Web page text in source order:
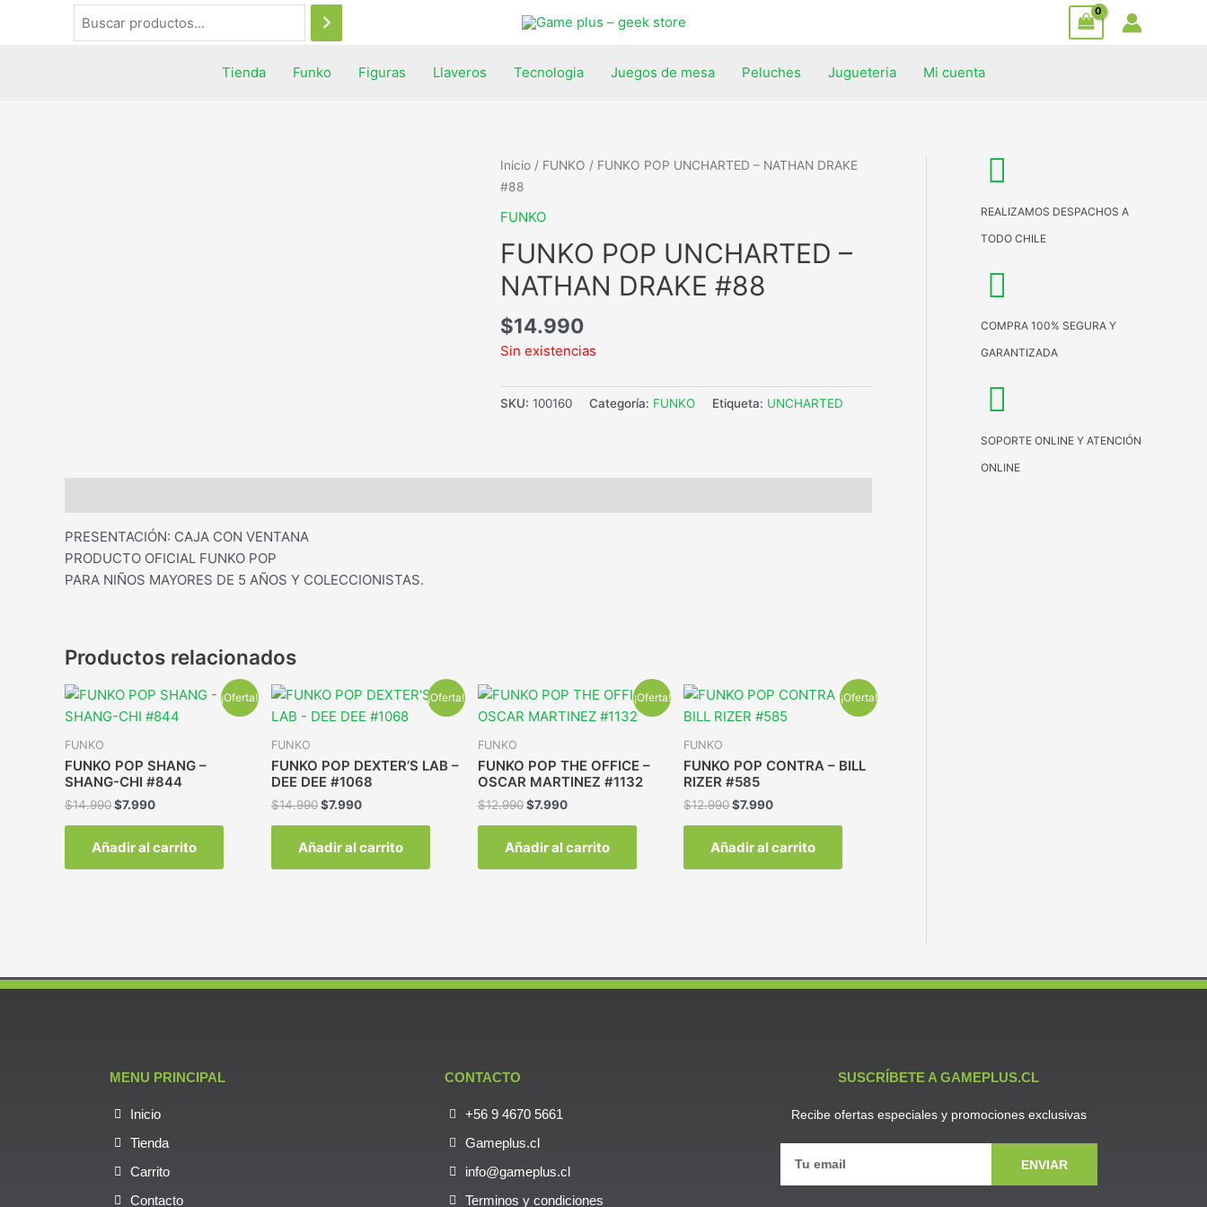
Tienda Funko Figuras Llaveros Tecnologia Juegos de mesa Peluches Jugueteria Mi cuenta
Inicio / FUNKO / FUNKO POP UNCHARTED – NATHAN DRAKE
#88
FUNKO
FUNKO POP UNCHARTED –
NATHAN DRAKE #88
$14.990
Sin existencias
SKU:100160 Categoría: FUNKO Etiqueta: UNCHARTED
PRESENTACIÓN: CAJA CON VENTANA
PRODUCTO OFICIAL FUNKO POP
PARA NIÑOS MAYORES DE 5 AÑOS Y COLECCIONISTAS.
Productos relacionados
¡Oferta!
FUNKO
FUNKO POP SHANG –
SHANG-CHI #844
$14.990$7.990
Añadir al carrito
¡Oferta!
FUNKO
FUNKO POP DEXTER’S LAB –
DEE DEE #1068
$14.990 $7.990
Añadir al carrito
¡Oferta!
FUNKO
FUNKO POP THE OFFICE –
OSCAR MARTINEZ #1132
$12.990 $7.990
Añadir al carrito
¡Oferta!
FUNKO
FUNKO POP CONTRA – BILL
RIZER #585
$12.990 $7.990
Añadir al carrito
REALIZAMOS DESPACHOS A
TODO CHILE
COMPRA 100% SEGURA Y
GARANTIZADA
SOPORTE ONLINE Y ATENCIÓN
ONLINE
MENU PRINCIPAL
Inicio
Tienda
Carrito
Contacto
CONTACTO
+56 9 4670 5661
Gameplus.cl
info@gameplus.cl
Terminos y condiciones
SUSCRÍBETE A GAMEPLUS.CL
Recibe ofertas especiales y promociones exclusivas
ENVIAR